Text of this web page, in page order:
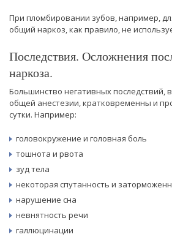
При пломбировании зубов, например,
общий наркоз, как правило, не
Последствия. Осложнения
наркоза.
Большинство негативных последствий,
общей анестезии, кратковременны и
сутки. Например:
головокружение и головная боль
тошнота и рвота
зуд тела
некоторая спутанность и
нарушение сна
невнятность речи
галлюцинации